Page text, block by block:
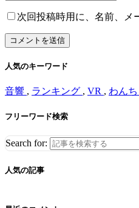
次回投稿時用に、名前、メ
人気のキーワード
音響 , ランキング , VR , わん
フリーワード検索
Search for:
人気の記事